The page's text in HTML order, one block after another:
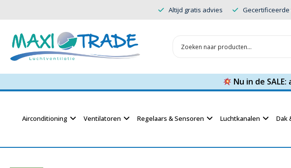
Altijd gratis advies
Nu in de SALE:
Airconditioning Ventilatoren Regelaars & Sensoren Luchtkanalen Dak